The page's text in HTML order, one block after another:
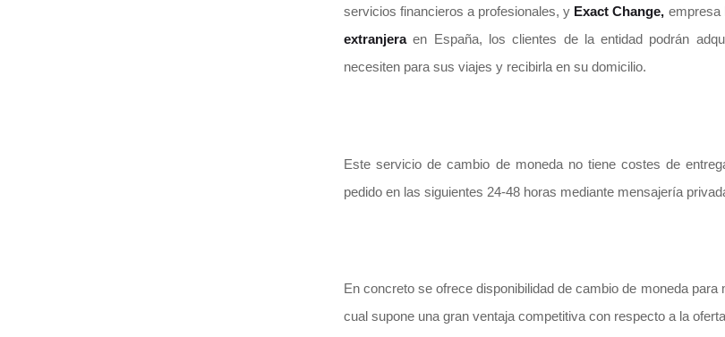
servicios financieros a profesionales, y Exact Change, empresa
extranjeraen España, los clientes de la entidad podrán
necesiten para sus viajes y recibirla en su domicilio.
Este servicio de cambio de moneda no tiene costes de
pedido en las siguientes 24-48 horas mediante mensajería
En concreto se ofrece disponibilidad de cambio de moneda
cual supone una gran ventaja competitiva con respecto a la